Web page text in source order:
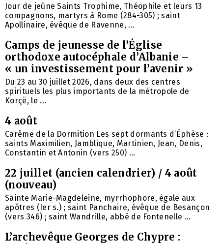
Jour de jeûne Saints Trophime, Théophile et leurs 13
compagnons, martyrs à Rome (284-305) ; saint
Apollinaire, évêque de Ravenne, ...
Camps de jeunesse de l’Église
orthodoxe autocéphale d’Albanie –
« un investissement pour l’avenir »
Du 23 au 30 juillet 2026, dans deux des centres
spirituels les plus importants de la métropole de
Korçë, le ...
4 août
Carême de la Dormition Les sept dormants d’Éphèse :
saints Maximilien, Jamblique, Martinien, Jean, Denis,
Constantin et Antonin (vers 250) ...
22 juillet (ancien calendrier) / 4 août
(nouveau)
Sainte Marie-Magdeleine, myrrhophore, égale aux
apôtres (Ier s.) ; saint Panchaire, évêque de Besançon
(vers 346) ; saint Wandrille, abbé de Fontenelle ...
L’archevêque Georges de Chypre :